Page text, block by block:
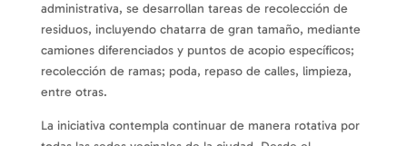
administrativa, se desarrollan tareas de recolección de
residuos, incluyendo chatarra de gran tamaño, mediante
camiones diferenciados y puntos de acopio específicos;
recolección de ramas; poda, repaso de calles, limpieza,
entre otras.
La iniciativa contempla continuar de manera rotativa por